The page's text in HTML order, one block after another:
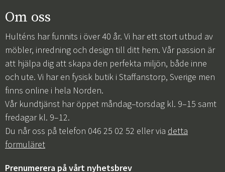
Om oss
Hulténs har funnits i över 40 år. Vi har ett stort utbud av
möbler, inredning och design till ditt hem. Vår passion är
att hjälpa dig att skapa den perfekta miljön, både inne
och ute. Vi har en fysisk butik i Staffanstorp, Sverige men
finns online i hela Norden.
Vår kundtjänst har öppet måndag–torsdag kl. 9–15 samt
fredagar kl. 9–12.
Du når oss på telefon 046 25 02 52 eller via detta
formuläret
Prenumerera på vårt nyhetsbrev